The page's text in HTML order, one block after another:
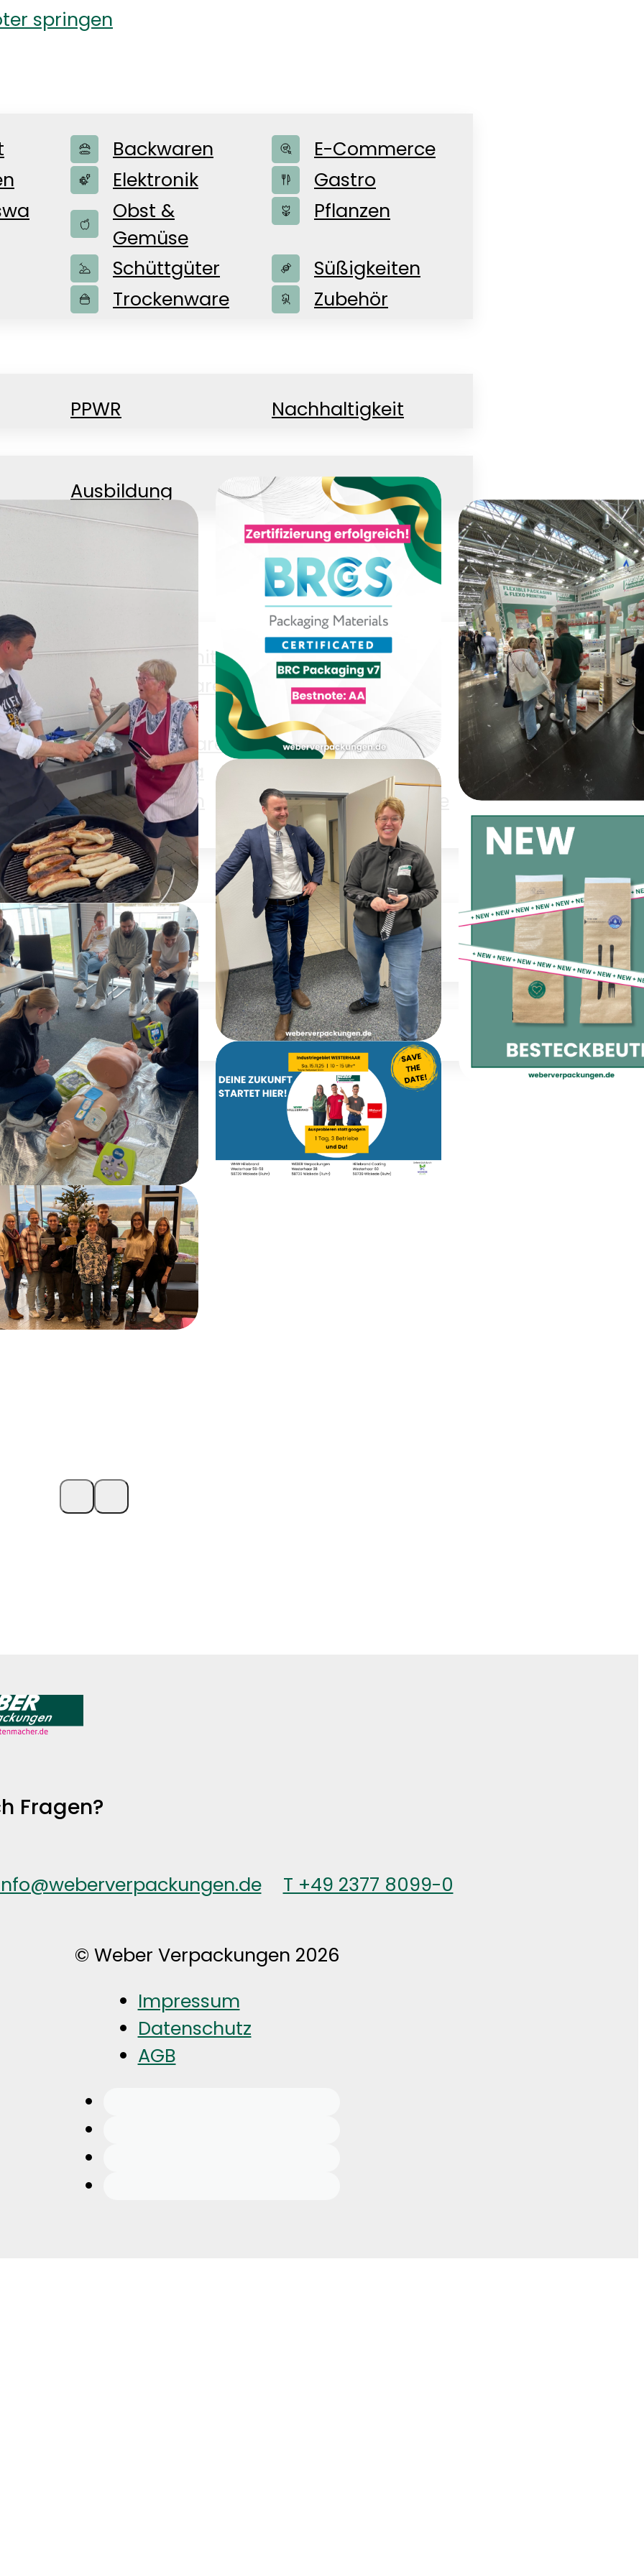
springen
Backwaren
E-Commerce
Elektronik
Gastro
Obst &
Gemüse
Pflanzen
Schüttgüter
Süßigkeiten
Trockenware
Zubehör
PPWR Nachhaltigkeit
Ausbildung
Aufschnitt
Backwaren
Eisenwaren Elektronik
Haushaltswaren
Gemüse
Pharma
Schüttgüter
Textilien
Trockenware
Papier Lover
PPWR
Jobs Ausbildung
euch
Chef grillt (und
hilft)
Hilfe-Schulung
Bewertung AA bei der
BRCGS Packaging
Materials Issue 7
Zertifizierung
Weiberfastnacht
Heute geht’s los –
INTERPACK!
Impressum
Datenschutz
AGB